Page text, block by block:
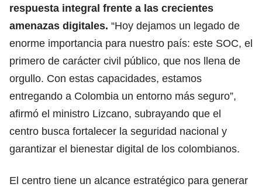
respuesta integral frente a las crecientes
amenazas digitales. “Hoy dejamos un legado de
enorme importancia para nuestro país: este SOC, el
primero de carácter civil público, que nos llena de
orgullo. Con estas capacidades, estamos
entregando a Colombia un entorno más seguro”,
afirmó el ministro Lizcano, subrayando que el
centro busca fortalecer la seguridad nacional y
garantizar el bienestar digital de los colombianos.
El centro tiene un alcance estratégico para generar